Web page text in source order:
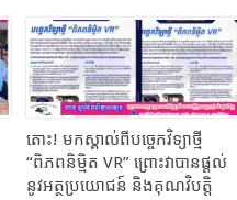
តោះ​! មកស្គាល់​ពីបច្ចេកវិទ្យាថ្មី
“ពិភពនិម្មិត VR”​ ព្រោះវាបានផ្តល់
នូវអត្ថប្រយោជន៍ និងគុណវិបត្តិ